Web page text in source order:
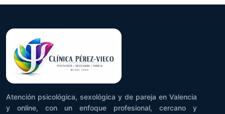
Atención psicológica, sexológica y de pareja en Valencia
y online, con un enfoque profesional, cercano y